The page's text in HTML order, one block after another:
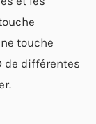
touche
de différentes